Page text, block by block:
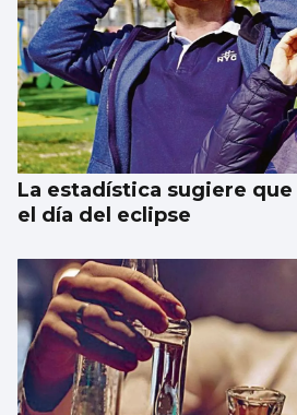
La estadística sugiere que
el día del eclipse